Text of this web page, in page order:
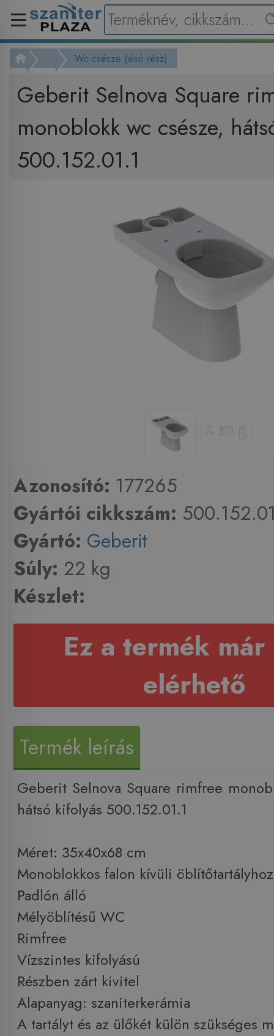
... Wc csésze (alsó rész)
Geberit Selnova Square
monoblokk wc csésze,
500.152.01.1
Azonosító: 177265
Gyártói cikkszám:
Gyártó: Geberit
Súly: 22 kg
Készlet:
Ez a termék már
elérhető
Termék leírás
Geberit Selnova Square rimfree
hátsó kifolyás 500.152.01.1
Méret: 35x40x68 cm
Monoblokkos falon kívüli öblítőtartályhoz
Padlón álló
Mélyöblítésű WC
Rimfree
Vízszintes kifolyású
Részben zárt kivitel
Alapanyag: szaniterkerámia
A tartályt és az ülőkét külön szükséges